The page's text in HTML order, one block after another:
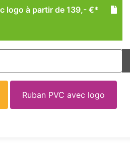
logo à partir de 139,- €*
Ruban PVC avec logo